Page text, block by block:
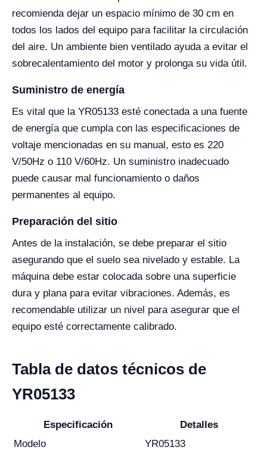
recomienda dejar un espacio mínimo de 30 cm en
todos los lados del equipo para facilitar la circulación
del aire. Un ambiente bien ventilado ayuda a evitar el
sobrecalentamiento del motor y prolonga su vida útil.
Suministro de energía
Es vital que la YR05133 esté conectada a una fuente
de energía que cumpla con las especificaciones de
voltaje mencionadas en su manual, esto es 220
V/50Hz o 110 V/60Hz. Un suministro inadecuado
puede causar mal funcionamiento o daños
permanentes al equipo.
Preparación del sitio
Antes de la instalación, se debe preparar el sitio
asegurando que el suelo sea nivelado y estable. La
máquina debe estar colocada sobre una superficie
dura y plana para evitar vibraciones. Además, es
recomendable utilizar un nivel para asegurar que el
equipo esté correctamente calibrado.
Tabla de datos técnicos de
YR05133
Especificación
Detalles
Modelo
YR05133